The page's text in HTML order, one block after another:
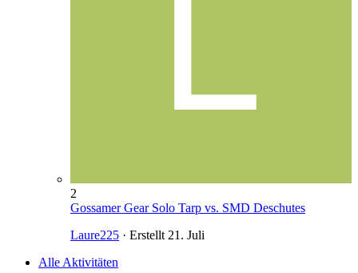
2
Gossamer Gear Solo Tarp vs. SMD Deschutes
Laure225 · Erstellt 21. Juli
Alle Aktivitäten